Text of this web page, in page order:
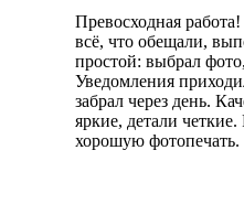
Превосходная
всё, что обещали,
простой: выбрал
Уведомления
забрал через день.
яркие, детали
хорошую фотопечать.